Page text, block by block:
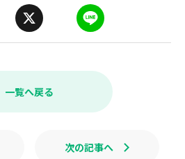
i
e
一覧へ戻る
次の記事へ